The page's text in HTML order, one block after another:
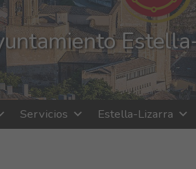
Servicios Estella-Lizarra